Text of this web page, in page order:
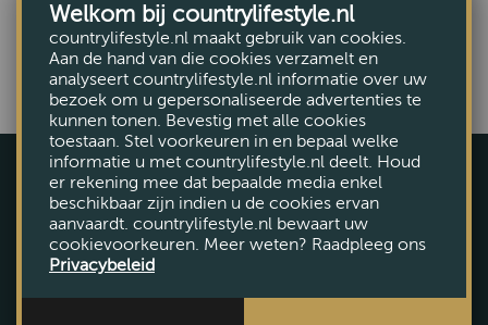
Welkom bij countrylifestyle.nl
countrylifestyle.nl maakt gebruik van cookies.
Aan de hand van die cookies verzamelt en
analyseert countrylifestyle.nl informatie over uw
bezoek om u gepersonaliseerde advertenties te
kunnen tonen. Bevestig met alle cookies
toestaan. Stel voorkeuren in en bepaal welke
informatie u met countrylifestyle.nl deelt. Houd
er rekening mee dat bepaalde media enkel
beschikbaar zijn indien u de cookies ervan
aanvaardt. countrylifestyle.nl bewaart uw
cookievoorkeuren. Meer weten? Raadpleeg ons
Privacybeleid